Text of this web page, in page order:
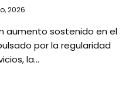
2026
aumento sostenido en el
por la regularidad
la…